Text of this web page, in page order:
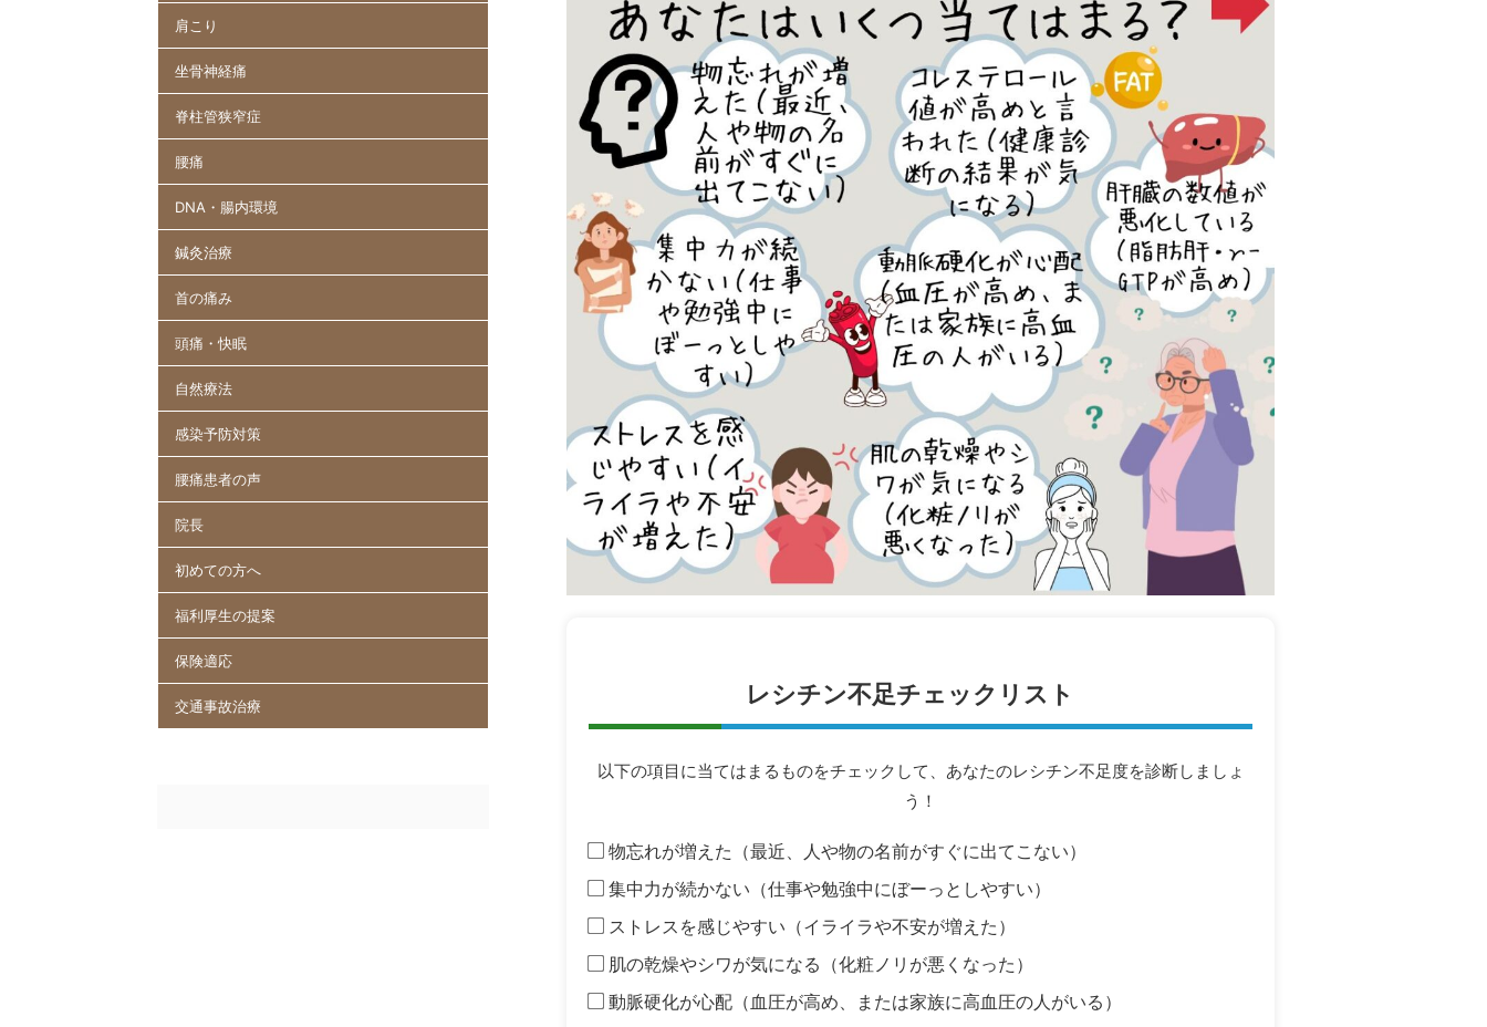
レシチン不足チェックリスト
以下の項目に当てはまるものをチェックして、あなたのレシチン不足度を診断しましょ
う！
物忘れが増えた（最近、人や物の名前がすぐに出てこない）
集中力が続かない（仕事や勉強中にぼーっとしやすい）
ストレスを感じやすい（イライラや不安が増えた）
肌の乾燥やシワが気になる（化粧ノリが悪くなった）
動脈硬化が心配（血圧が高め、または家族に高血圧の人がいる）
肩こり
坐骨神経痛
脊柱管狭窄症
腰痛
DNA・腸内環境
鍼灸治療
首の痛み
頭痛・快眠
自然療法
感染予防対策
腰痛患者の声
院長
初めての方へ
福利厚生の提案
保険適応
交通事故治療